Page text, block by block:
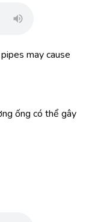
may cause
ống có thể gây